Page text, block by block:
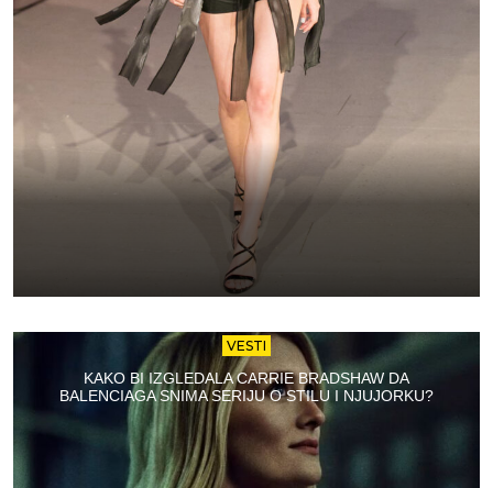
VESTI
KAKO BI IZGLEDALA CARRIE BRADSHAW DA
BALENCIAGA SNIMA SERIJU O STILU I NJUJORKU?